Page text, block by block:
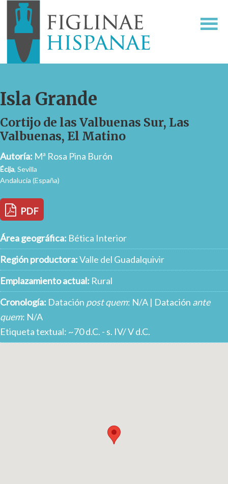
Isla Grande
Cortijo de las Valbuenas Sur, Las
Valbuenas, El Matino
Autoría: Mª Rosa Pina Burón
Écija, Sevilla
Andalucía (España)
PDF
Área geográfica: Bética Interior
Región productora:Valle del Guadalquivir
Emplazamiento actual: Rural
Cronología: Datación post quem: N/A | Datación ante
quem: N/A
Etiqueta textual: ~70 d.C. - s. IV/ V d.C.